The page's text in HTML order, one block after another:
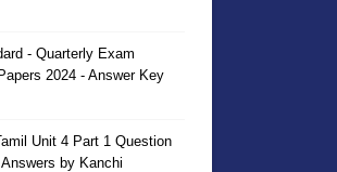
- Quarterly Exam
2024 - Answer Key
Unit 4 Part 1 Question
by Kanchi